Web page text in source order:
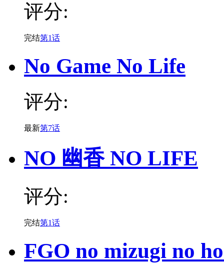
评分:
完结第1话
No Game No Life
评分:
最新第7话
NO 幽香 NO LIFE
评分:
完结第1话
FGO no mizugi no